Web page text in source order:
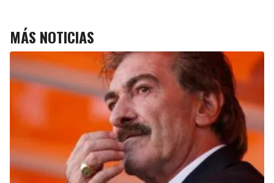
MÁS NOTICIAS